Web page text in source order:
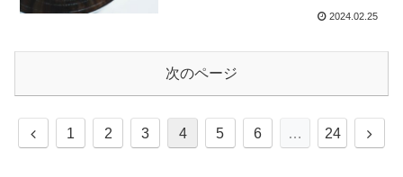
2024.02.25
次のページ
前
1 2 3 4 5 6 … 24
次